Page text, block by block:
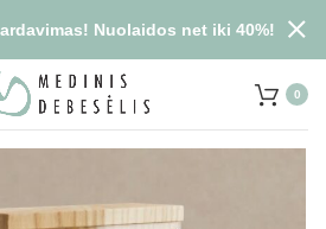
0
Nuolaidos net iki 40%!